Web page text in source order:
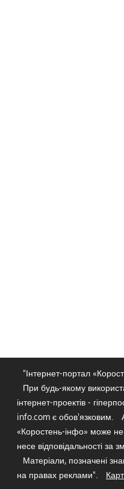
"Інтернет-портал
При будь-якому
інтернет-проектів -
info.com є обов'язковим.
«Коростень-інфо» може не
несе відповідальності за
Матеріали, позначені
на правах реклами".